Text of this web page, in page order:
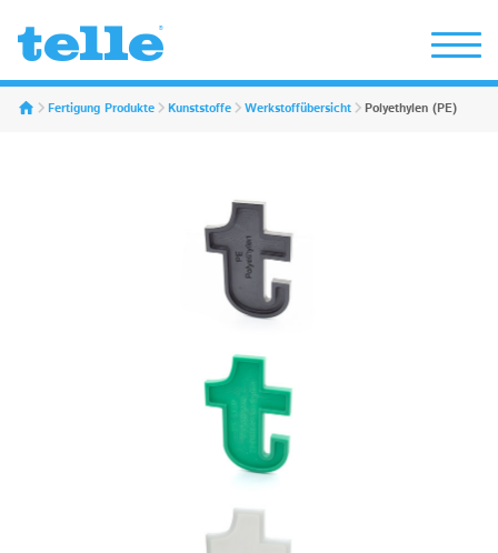
Erwin Telle GmbH
Fertigung Produkte Kunststoffe Werkstoffübersicht Polyethylen (PE)